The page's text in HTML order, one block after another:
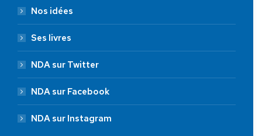
Nos idées
Ses livres
NDA sur Twitter
NDA sur Facebook
NDA sur Instagram